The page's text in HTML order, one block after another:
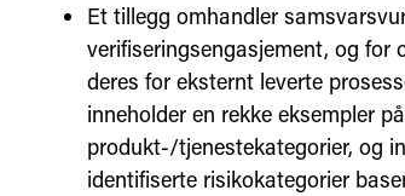
Et tillegg omhandler
verifiseringsengasjement, og for
deres for eksternt leverte
inneholder en rekke eksempler
produkt-/tjenestekategorier, og
identifiserte risikokategorier